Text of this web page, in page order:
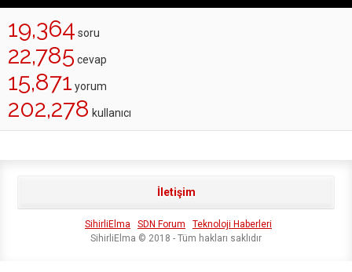
19,364 soru
22,785 cevap
15,871 yorum
202,278 kullanıcı
İletişim
SihirliElma SDN Forum
Teknoloji Haberleri
SihirliElma © 2018 - Tüm hakları saklıdır